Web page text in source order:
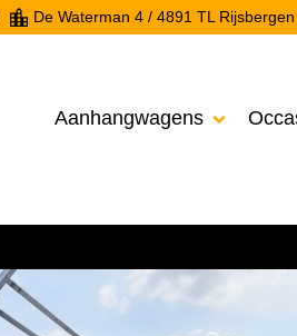
De Waterman 4 / 4891 TL Rijsbergen
Aanhangwagens 